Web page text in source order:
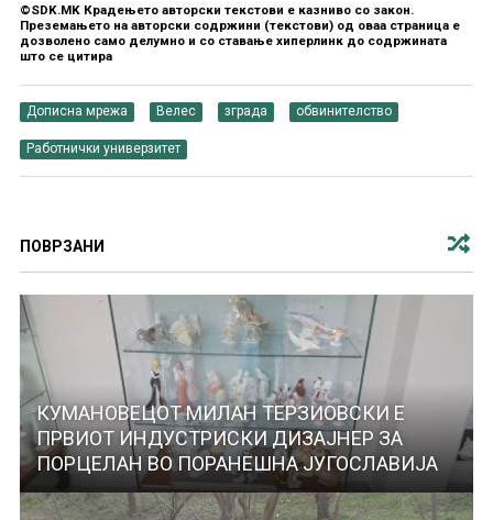
©SDK.MK Крадењето авторски текстови е казниво со закон.
Преземањето на авторски содржини (текстови) од оваа страница е
дозволено само делумно и со ставање хиперлинк до содржината
што се цитира
Дописна мрежа Велес зграда обвинителство
Работнички универзитет
ПОВРЗАНИ
КУМАНОВЕЦОТ МИЛАН ТЕРЗИОВСКИ Е
ПРВИОТ ИНДУСТРИСКИ ДИЗАЈНЕР ЗА
ПОРЦЕЛАН ВО ПОРАНЕШНА ЈУГОСЛАВИЈА